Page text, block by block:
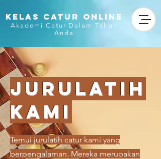
KELAS CATUR ONLINE
Akademi Catur Dalam Talian
Anda
Jurulatih
Kami
Temui jurulatih catur kami yang
berpengalaman. Mereka merupakan